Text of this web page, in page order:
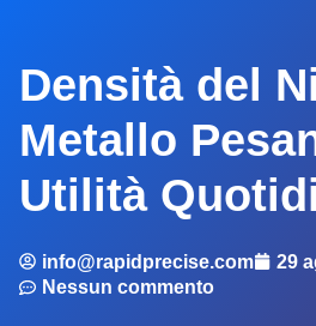
Densità del
Metallo
Utilità
info@rapidprecise.com 29
Nessun commento